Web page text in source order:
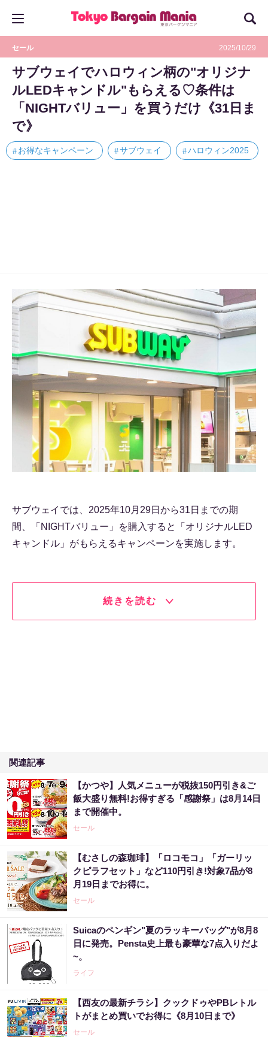
セール 2025/10/29
サブウェイでハロウィン柄の"オリジナ
ルLEDキャンドル"もらえる♡条件は
「NIGHTバリュー」を買うだけ《31日ま
で》
お得なキャンペーン サブウェイ ハロウィン2025
サブウェイでは、2025年10月29日から31日までの期
間、「NIGHTバリュー」を購入すると「オリジナルLED
キャンドル」がもらえるキャンペーンを実施します。
続きを読む
関連記事
【かつや】人気メニューが税抜150円引き&ご
飯大盛り無料!お得すぎる「感謝祭」は8月14日
まで開催中。
セール
【むさしの森珈琲】「ロコモコ」「ガーリッ
クピラフセット」など110円引き!対象7品が8
月19日までお得に。
セール
Suicaのペンギン"夏のラッキーバッグ"が8月8
日に発売。Pensta史上最も豪華な7点入りだよ
~。
ライフ
【西友の最新チラシ】クックドゥやPBレトル
トがまとめ買いでお得に《8月10日まで》
セール